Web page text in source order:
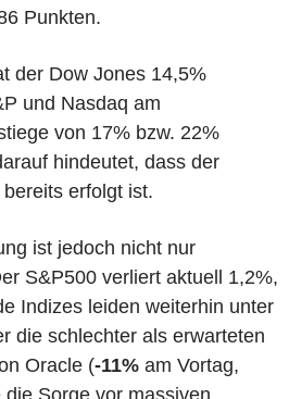
Punkten.
der Dow Jones 14,5%
und Nasdaq am
von 17% bzw. 22%
hindeutet, dass der
erfolgt ist.
ist jedoch nicht nur
S&P500 verliert aktuell 1,2%,
Indizes leiden weiterhin unter
die schlechter als erwarteten
Oracle (-11% am Vortag,
die Sorge vor massiven